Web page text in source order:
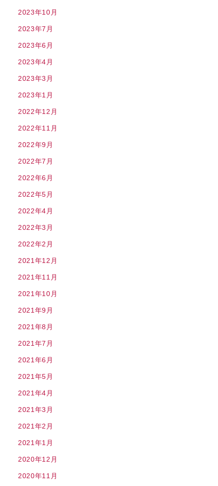
2023年10月
2023年7月
2023年6月
2023年4月
2023年3月
2023年1月
2022年12月
2022年11月
2022年9月
2022年7月
2022年6月
2022年5月
2022年4月
2022年3月
2022年2月
2021年12月
2021年11月
2021年10月
2021年9月
2021年8月
2021年7月
2021年6月
2021年5月
2021年4月
2021年3月
2021年2月
2021年1月
2020年12月
2020年11月